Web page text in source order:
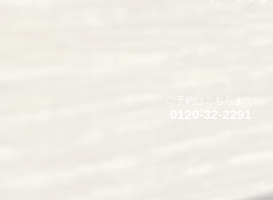
ご予約はこちらまで:
0120-32-2291